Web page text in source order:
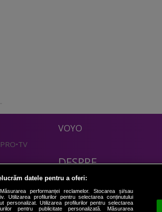
VOYO
DESPRE
Politica Confidentialitate
Contact
datele pentru a oferi:
performanței reclamelor. Stocarea și/sau
Utilizarea profilurilor pentru selectarea conținutului
personalizat. Utilizarea profilurilor pentru selectarea
pentru publicitate personalizată. Măsurarea